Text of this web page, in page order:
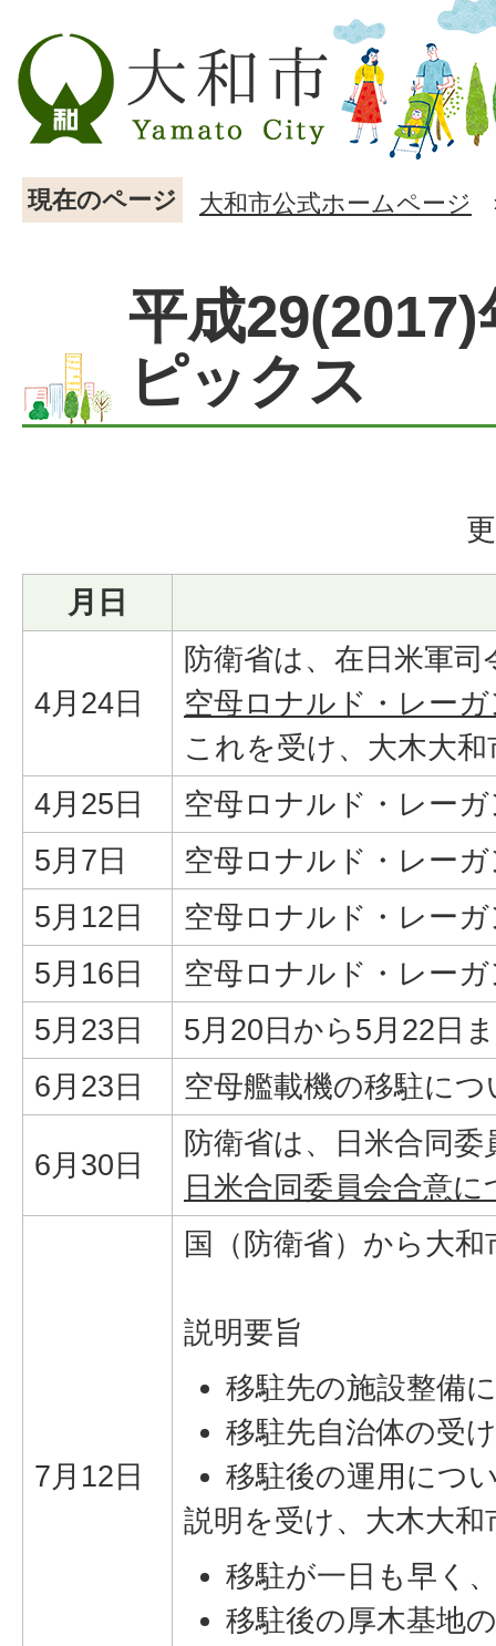
現在のページ 大和市公式ホームページ
平成
ピックス
月日
4月24日
防衛省は、在日米軍
空母ロナルド・レー
これを受け、大木大
4月25日
空母ロナルド・レー
5月7日
空母ロナルド・レー
5月12日
空母ロナルド・レー
5月16日
空母ロナルド・レー
5月23日
5月20日から5月22日
6月23日
空母艦載機の移駐に
6月30日
防衛省は、日米合同
日米合同委員会合意
7月12日
国（防衛省）から大
説明要旨
移駐先の施設整備
移駐先自治体の受
移駐後の運用につ
説明を受け、大木大
移駐が一日も早く
移駐後の厚木基地